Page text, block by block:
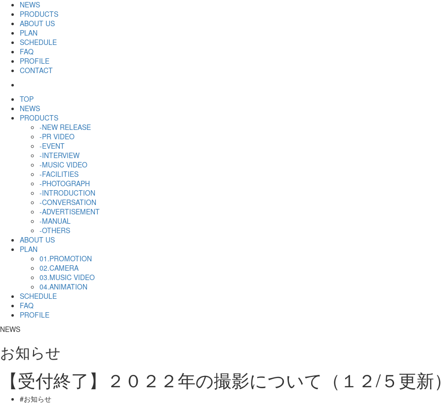
NEWS
PRODUCTS
ABOUT US
PLAN
SCHEDULE
FAQ
PROFILE
CONTACT
TOP
NEWS
PRODUCTS
-NEW RELEASE
-PR VIDEO
-EVENT
-INTERVIEW
-MUSIC VIDEO
-FACILITIES
-PHOTOGRAPH
-INTRODUCTION
-CONVERSATION
-ADVERTISEMENT
-MANUAL
-OTHERS
ABOUT US
PLAN
01.PROMOTION
02.CAMERA
03.MUSIC VIDEO
04.ANIMATION
SCHEDULE
FAQ
PROFILE
NEWS
お知らせ
【受付終了】２０２２年の撮影について（１２/５更新）
#お知らせ